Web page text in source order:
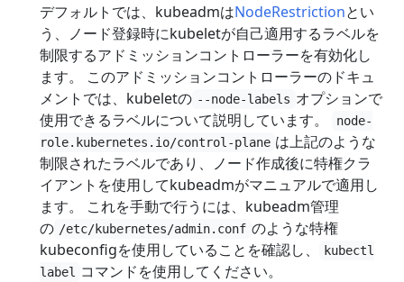
デフォルトでは、kubeadmはNodeRestrictionとい
う、ノード登録時にkubeletが自己適用するラベルを
制限するアドミッションコントローラーを有効化し
ます。 このアドミッションコントローラーのドキュ
メントでは、kubeletの --node-labels オプションで
使用できるラベルについて説明しています。
node-
role.kubernetes.io/control-plane は上記のような
制限されたラベルであり、ノード作成後に特権クラ
イアントを使用してkubeadmがマニュアルで適用し
ます。 これを手動で行うには、kubeadm管理
の /etc/kubernetes/admin.conf のような特権
kubeconfigを使用していることを確認し、
kubectl
label
コマンドを使用してください。